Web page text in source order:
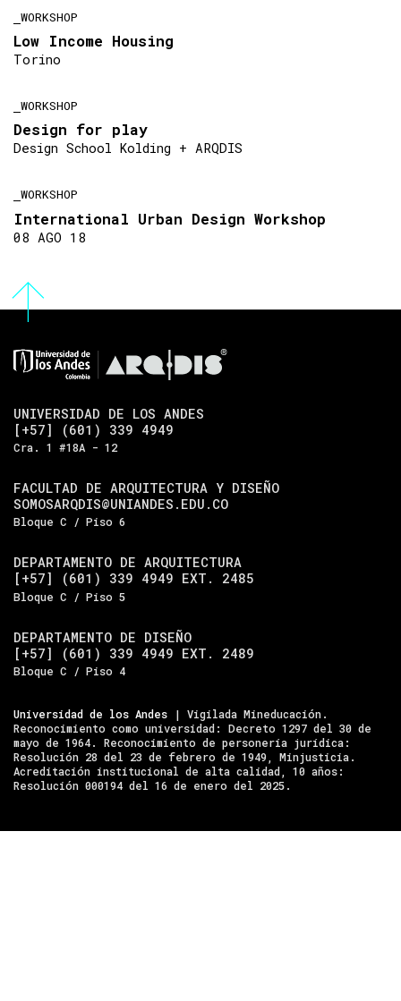
WORKSHOP
Low Income Housing
Torino
WORKSHOP
Design for play
Design School Kolding + ARQDIS
WORKSHOP
International Urban Design Workshop
08 AGO 18
UNIVERSIDAD DE LOS ANDES
[+57] (601) 339 4949
Cra. 1 #18A - 12
FACULTAD DE ARQUITECTURA Y DISEÑO
SOMOSARQDIS@UNIANDES.EDU.CO
Bloque C / Piso 6
DEPARTAMENTO DE ARQUITECTURA
[+57] (601) 339 4949 EXT. 2485
Bloque C / Piso 5
DEPARTAMENTO DE DISEÑO
[+57] (601) 339 4949 EXT. 2489
Bloque C / Piso 4
Universidad de los Andes | Vigilada Mineducación.
Reconocimiento como universidad: Decreto 1297 del 30 de
mayo de 1964. Reconocimiento de personería jurídica:
Resolución 28 del 23 de febrero de 1949, Minjusticia.
Acreditación institucional de alta calidad, 10 años:
Resolución 000194 del 16 de enero del 2025.